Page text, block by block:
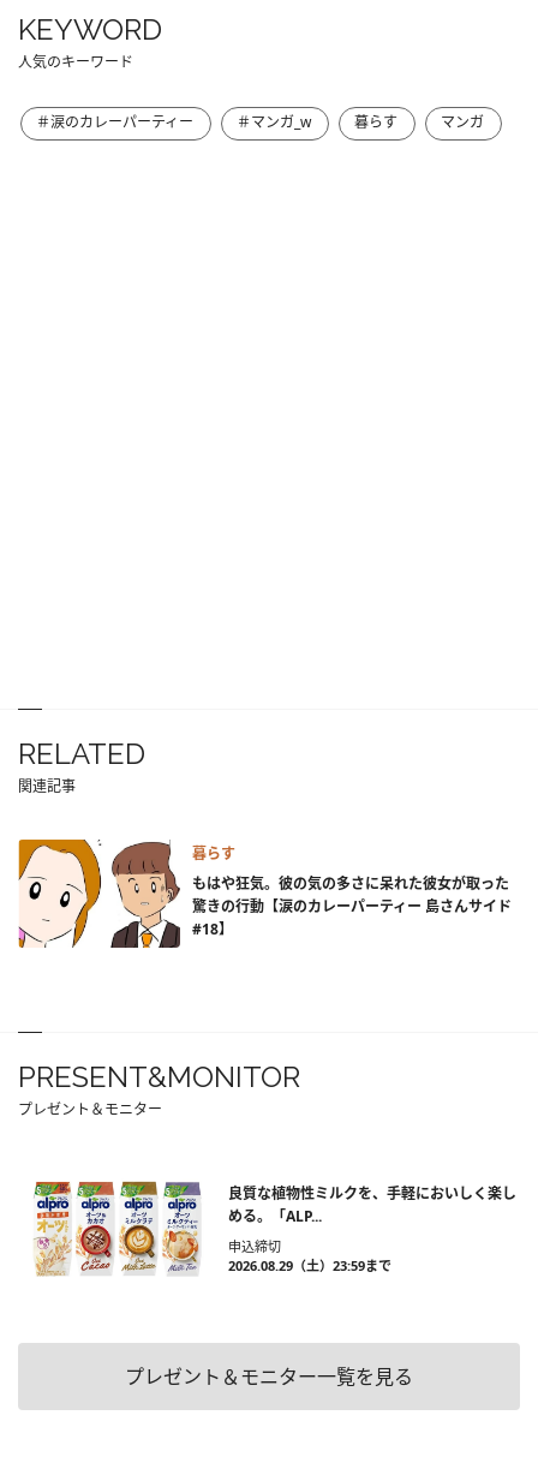
KEYWORD
人気のキーワード
＃涙のカレーパーティー ＃マンガ_w 暮らす マンガ
RELATED
関連記事
暮らす
もはや狂気。彼の気の多さに呆れた彼女が取った
驚きの行動【涙のカレーパーティー 島さんサイド
#18】
PRESENT&MONITOR
プレゼント＆モニター
良質な植物性ミルクを、手軽においしく楽し
める。「ALP...
申込締切
2026.08.29（土）23:59まで
プレゼント＆モニター一覧を見る